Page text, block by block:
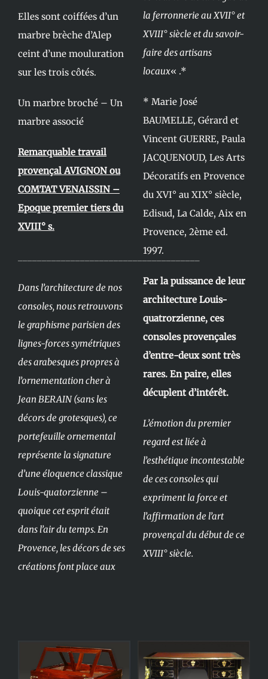
Elles sont coiffées d’un
marbre brèche d’Alep
ceint d’une mouluration
sur les trois côtés.
Un marbre broché – Un
marbre associé
Remarquable travail
provençal AVIGNON ou
COMTAT VENAISSIN –
Epoque premier tiers du
XVIII° s.
______________________________________
Dans l’architecture de nos
consoles, nous retrouvons
le graphisme parisien des
lignes-forces symétriques
des arabesques propres à
l’ornementation cher à
Jean BERAIN (sans les
décors de grotesques), ce
portefeuille ornemental
représente la signature
d’une éloquence classique
Louis-quatorzienne –
quoique cet esprit était
dans l’air du temps. En
Provence, les décors de ses
créations font place aux
la ferronnerie au XVII° et
XVIII° siècle et du savoir-
faire des artisans
locaux« .*
* Marie José
BAUMELLE, Gérard et
Vincent GUERRE, Paula
JACQUENOUD, Les Arts
Décoratifs en Provence
du XVI° au XIX° siècle,
Edisud, La Calde, Aix en
Provence, 2ème ed.
1997.
Par la puissance de leur
architecture Louis-
quatrorzienne, ces
consoles provençales
d’entre-deux sont très
rares. En paire, elles
décuplent d’intérêt.
L’émotion du premier
regard est liée à
l’esthétique incontestable
de ces consoles qui
expriment la force et
l’affirmation de l’art
provençal du début de ce
XVIII° siècle.